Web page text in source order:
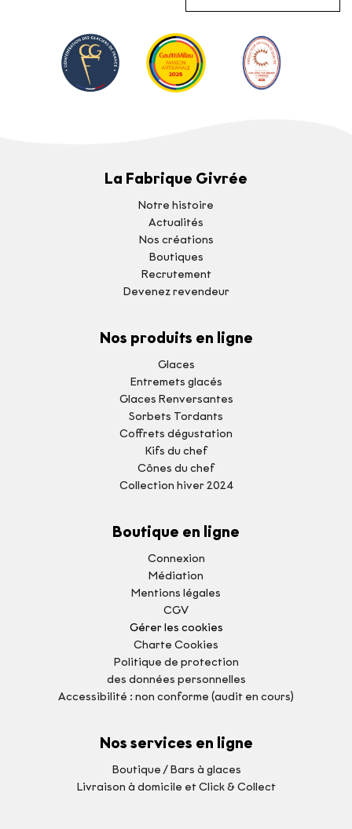
La Fabrique Givrée
Notre histoire
Actualités
Nos créations
Boutiques
Recrutement
Devenez revendeur
Nos produits en ligne
Glaces
Entremets glacés
Glaces Renversantes
Sorbets Tordants
Coffrets dégustation
Kifs du chef
Cônes du chef
Collection hiver 2024
Boutique en ligne
Connexion
Médiation
Mentions légales
CGV
Gérer les cookies
Charte Cookies
Politique de protection
des données personnelles
Accessibilité : non conforme (audit en cours)
Nos services en ligne
Boutique / Bars à glaces
Livraison à domicile et Click & Collect